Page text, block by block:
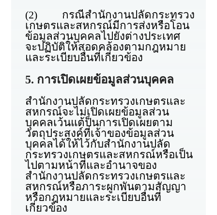
(2) กรณีสำนักงานปลัดกระทรวง
เกษตรและสหกรณ์มีการส่งหรือโอน
ข้อมูลส่วนบุคคลไปยังต่างประเทศ
จะปฏิบัติให้สอดคล้องตามกฎหมาย
และระเบียบอื่นที่เกี่ยวข้อง
5. การเปิดเผยข้อมูลส่วนบุคคล
สำนักงานปลัดกระทรวงเกษตรและ
สหกรณ์จะไม่เปิดเผยข้อมูลส่วน
บุคคลเว้นแต้ป็นการเปิดเผยตาม
วัตถุประสงค์ที่เจ้าของข้อมูลส่วน
บุคคลได้ให้ไว้กับสำนักงานปลัด
กระทรวงเกษตรและสหกรณ์หรือเป็น
ไปตามหน้าที่และอำนาจของ
สำนักงานปลัดกระทรวงเกษตรและ
สหกรณ์หรือภาระผูกพันตามสัญญา
หรือกฎหมายและระเบียบอื่นที่
เกี่ยวข้อง